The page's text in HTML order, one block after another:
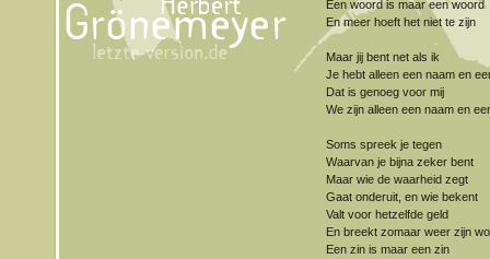
Een woord is maar een woord
En meer hoeft het niet te zijn
Maar jij bent net als ik
Je hebt alleen een naam en
Dat is genoeg voor mij
We zijn alleen een naam en
Soms spreek je tegen
Waarvan je bijna zeker bent
Maar wie de waarheid zegt
Gaat onderuit, en wie bekent
Valt voor hetzelfde geld
En breekt zomaar weer zijn
Een zin is maar een zin